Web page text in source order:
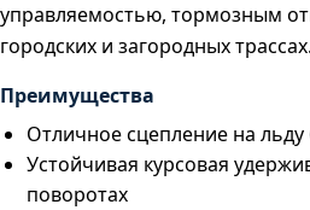
управляемостью, тормозным
городских и загородных трассах.
Преимущества
Отличное сцепление на
Устойчивая курсовая
поворотах